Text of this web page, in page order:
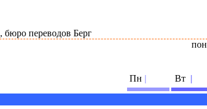
Пн | Вт |